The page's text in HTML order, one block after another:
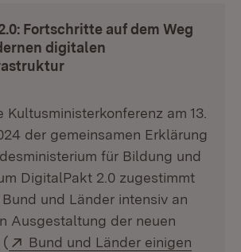
Fortschritte auf dem Weg
digitalen
Kultusministerkonferenz am 13.
der gemeinsamen Erklärung
für Bildung und
DigitalPakt 2.0 zugestimmt
und Länder intensiv an
Ausgestaltung der neuen
(
Extern:
Bund und Länder einigen